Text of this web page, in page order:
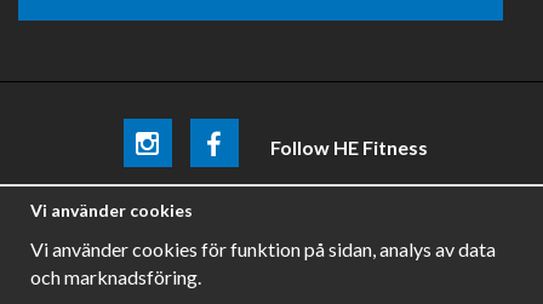
Follow HE Fitness
Be the firstto know aboutpromotions, news and training
Vi använder cookies
Vi använder cookies för funktion på sidan, analys av data
och marknadsföring.